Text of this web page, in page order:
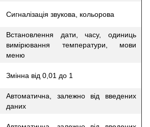
Сигналізація звукова, кольорова
Встановлення дати, часу, одиниць
вимірювання температури, мови
меню
Змінна від 0,01 до 1
Автоматична, залежно від введених
даних